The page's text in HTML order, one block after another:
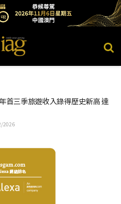
首三季旅遊收入錄得歷史新高 達
2026